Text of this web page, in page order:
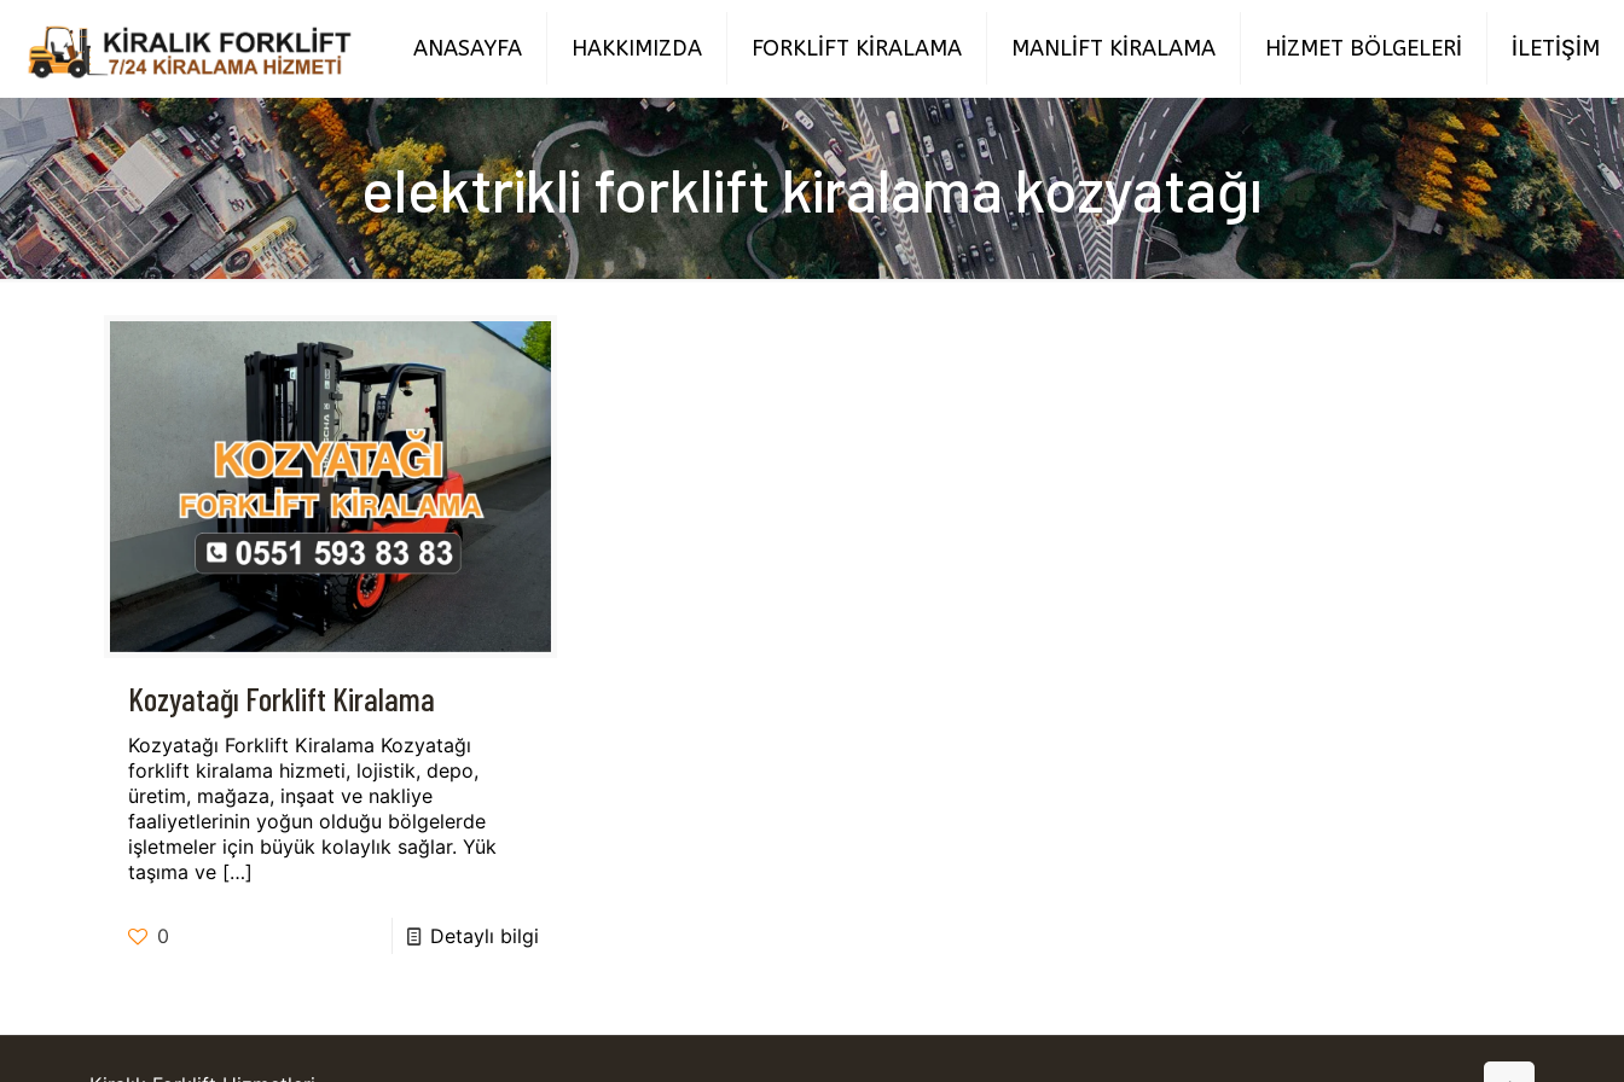
ANASAYFA HAKKIMIZDA FORKLİFT KİRALAMA MANLİFT KİRALAMA HİZMET BÖLGELERİ İLETİŞİM
elektrikli forklift kiralama kozyatağı
Kozyatağı Forklift Kiralama
Kozyatağı Forklift Kiralama Kozyatağı
forklift kiralama hizmeti, lojistik, depo,
üretim, mağaza, inşaat ve nakliye
faaliyetlerinin yoğun olduğu bölgelerde
işletmeler için büyük kolaylık sağlar. Yük
taşıma ve[…]
0 Detaylı bilgi